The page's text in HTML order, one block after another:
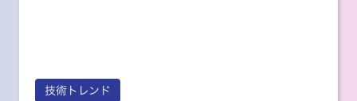
技術トレンド